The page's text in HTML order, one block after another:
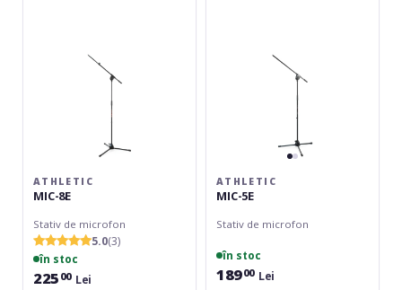
ATHLETIC
MIC-8E
Stativ de microfon
5.0(3)
în stoc
225 00 Lei
ATHLETIC
MIC-5E
Stativ de microfon
în stoc
18900 Lei